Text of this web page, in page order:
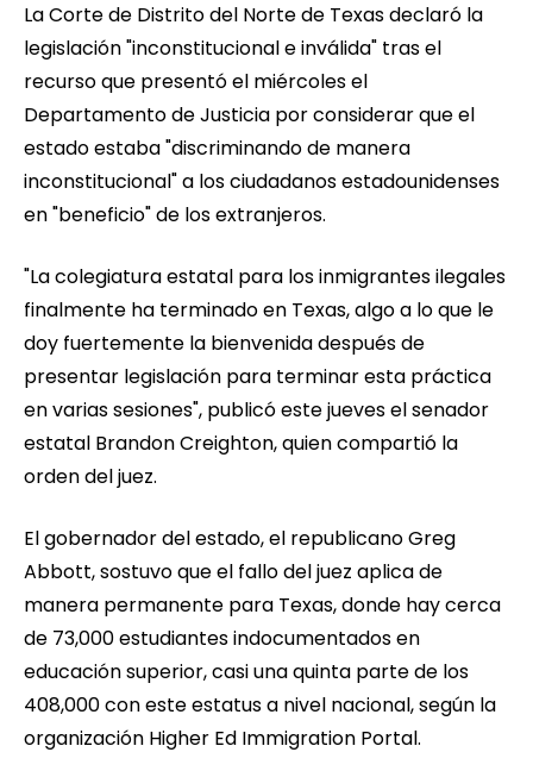
La Corte de Distrito del Norte de Texas declaró la
legislación "inconstitucional e inválida" tras el
recurso que presentó el miércoles el
Departamento de Justicia por considerar que el
estado estaba "discriminando de manera
inconstitucional" a los ciudadanos estadounidenses
en "beneficio" de los extranjeros.
"La colegiatura estatal para los inmigrantes ilegales
finalmente ha terminado en Texas, algo a lo que le
doy fuertemente la bienvenida después de
presentar legislación para terminar esta práctica
en varias sesiones", publicó este jueves el senador
estatal Brandon Creighton, quien compartió la
orden del juez.
El gobernador del estado, el republicano Greg
Abbott, sostuvo que el fallo del juez aplica de
manera permanente para Texas, donde hay cerca
de 73,000 estudiantes indocumentados en
educación superior, casi una quinta parte de los
408,000 con este estatus a nivel nacional, según la
organización Higher Ed Immigration Portal.